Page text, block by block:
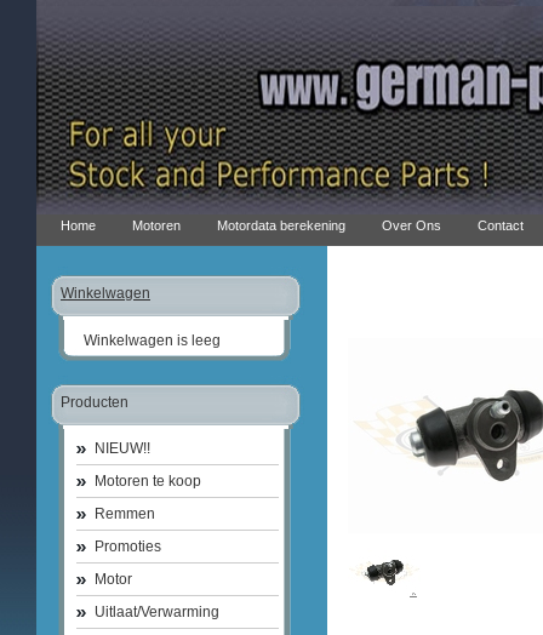
Home Motoren Motordata berekening Over Ons Contact
Winkelwagen
Winkelwagen is leeg
Producten
NIEUW!!
Motoren te koop
Remmen
Promoties
Motor
Uitlaat/Verwarming